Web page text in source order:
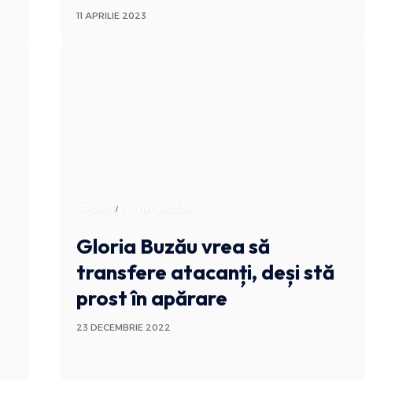
11 APRILIE 2023
SPORT
Gloria Buzău vrea să
transfere atacanți, deși stă
prost în apărare
23 DECEMBRIE 2022